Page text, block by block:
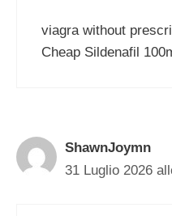
viagra without
Cheap Sildenafil
ShawnJoymn
31 Luglio 2026